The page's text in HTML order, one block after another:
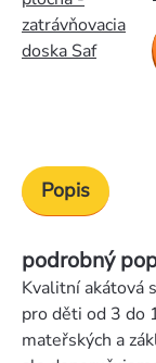
zatrávňovacia
doska Saf
Popis
podrobný
Kvalitní akátová
pro děti od 3 do
mateřských a